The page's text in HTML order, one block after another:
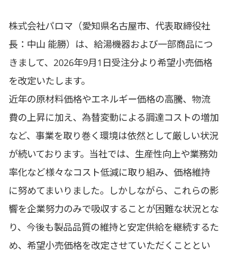
株式会社パロマ（愛知県名古屋市、代表取締役社
長：中山 能勝）は、給湯機器および一部商品につ
きまして、2026年9月1日受注分より希望小売価格
を改定いたします。
近年の原材料価格やエネルギー価格の高騰、物流
費の上昇に加え、為替変動による調達コストの増加
など、事業を取り巻く環境は依然として厳しい状況
が続いております。当社では、生産性向上や業務効
率化など様々なコスト低減に取り組み、価格維持
に努めてまいりました。しかしながら、これらの影
響を企業努力のみで吸収することが困難な状況とな
り、今後も製品品質の維持と安定供給を継続するた
め、希望小売価格を改定させていただくこととい